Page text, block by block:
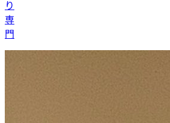
り
専
門